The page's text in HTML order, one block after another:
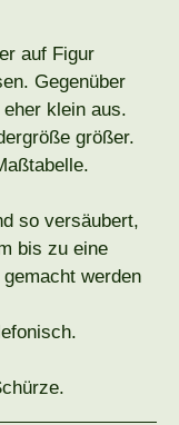
auf Figur
Gegenüber
klein aus.
größer.
so versäubert,
bis zu eine
werden